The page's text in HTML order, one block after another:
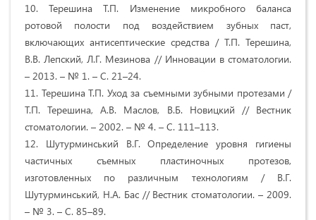
10. Терешина Т.П. Изменение микробного баланса
ротовой полости под воздействием зубных паст,
включающих антисептические средства / Т.П. Терешина,
В.В. Лепский, Л.Г. Мезинова // Инновации в стоматологии.
– 2013. – № 1. – С. 21–24.
11. Терешина Т.П. Уход за съемными зубными протезами /
Т.П. Терешина, А.В. Маслов, В.Б. Новицкий // Вестник
стоматологии. – 2002. – № 4. – С. 111–113.
12. Шутурминський В.Г. Определение уровня гигиены
частичных съемных пластиночных протезов,
изготовленных по различным технологиям / В.Г.
Шутурминський, Н.А. Бас // Вестник стоматологии. – 2009.
– № 3. – С. 85–89.